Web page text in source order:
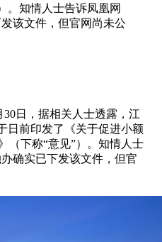
。知情人士告诉凤凰网
该文件，但官网尚未公
日，据相关人士透露，江
日前印发了《关于促进小额
（下称“意见”）。知情人士
确实已下发该文件，但官